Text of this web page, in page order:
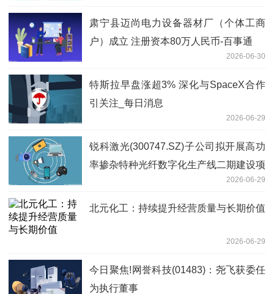
肃宁县迈尚电力设备器材厂（个体工商
户）成立 注册资本80万人民币-百事通
2026-06-30
特斯拉早盘涨超3% 深化与SpaceX合作
引关注_每日消息
2026-06-29
锐科激光(300747.SZ)子公司拟开展高功
率掺杂特种光纤数字化生产线二期建设项
2026-06-29
北元化工：持续提升经营质量与长期价值
2026-06-29
今日聚焦!网誉科技(01483)：尧飞获委任
为执行董事